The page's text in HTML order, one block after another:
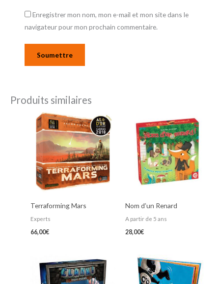
Enregistrer mon nom, mon e-mail et mon site dans le
navigateur pour mon prochain commentaire.
Produits similaires
Terraforming Mars
Experts
66,00€
Nom d’un Renard
A partir de 5 ans
28,00€